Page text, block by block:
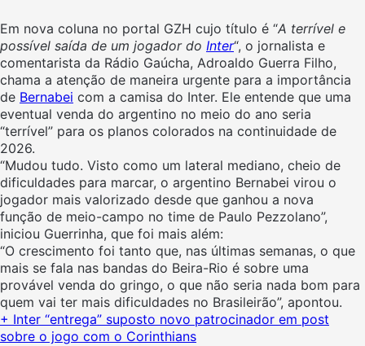
Em nova coluna no portal GZH cujo título é “A terrível e
possível saída de um jogador do Inter“, o jornalista e
comentarista da Rádio Gaúcha, Adroaldo Guerra Filho,
chama a atenção de maneira urgente para a importância
de Bernabei com a camisa do Inter. Ele entende que uma
eventual venda do argentino no meio do ano seria
“terrível” para os planos colorados na continuidade de
2026.
“Mudou tudo. Visto como um lateral mediano, cheio de
dificuldades para marcar, o argentino Bernabei virou o
jogador mais valorizado desde que ganhou a nova
função de meio-campo no time de Paulo Pezzolano”,
iniciou Guerrinha, que foi mais além:
“O crescimento foi tanto que, nas últimas semanas, o que
mais se fala nas bandas do Beira-Rio é sobre uma
provável venda do gringo, o que não seria nada bom para
quem vai ter mais dificuldades no Brasileirão”, apontou.
+ Inter “entrega” suposto novo patrocinador em post
sobre o jogo com o Corinthians